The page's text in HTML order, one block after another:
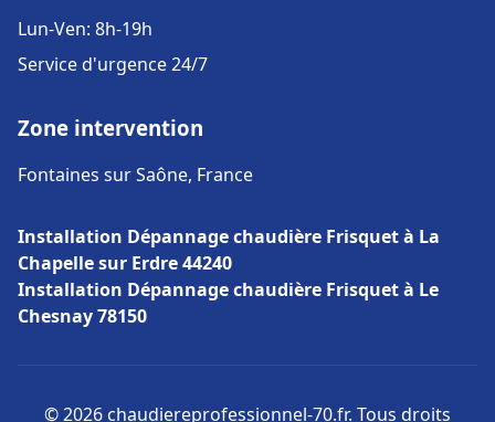
Lun-Ven: 8h-19h
Service d'urgence 24/7
Zone intervention
Fontaines sur Saône, France
Installation Dépannage chaudière Frisquet à La
Chapelle sur Erdre 44240
Installation Dépannage chaudière Frisquet à Le
Chesnay 78150
© 2026 chaudiereprofessionnel-70.fr. Tous droits